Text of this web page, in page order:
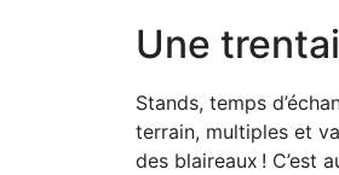
Une
Stands, temps
terrain, multiples et
des blaireaux ! C’est